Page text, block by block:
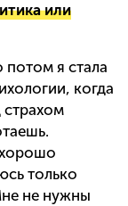
или
потом я стала
когда
страхом
только
не нужны